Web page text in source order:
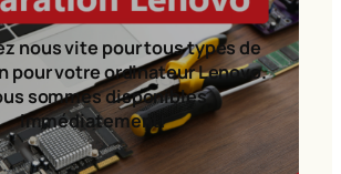
nous vite pour tous types de
pour votre ordinateur Lenovo.
sommes disponibles
immédiatement!